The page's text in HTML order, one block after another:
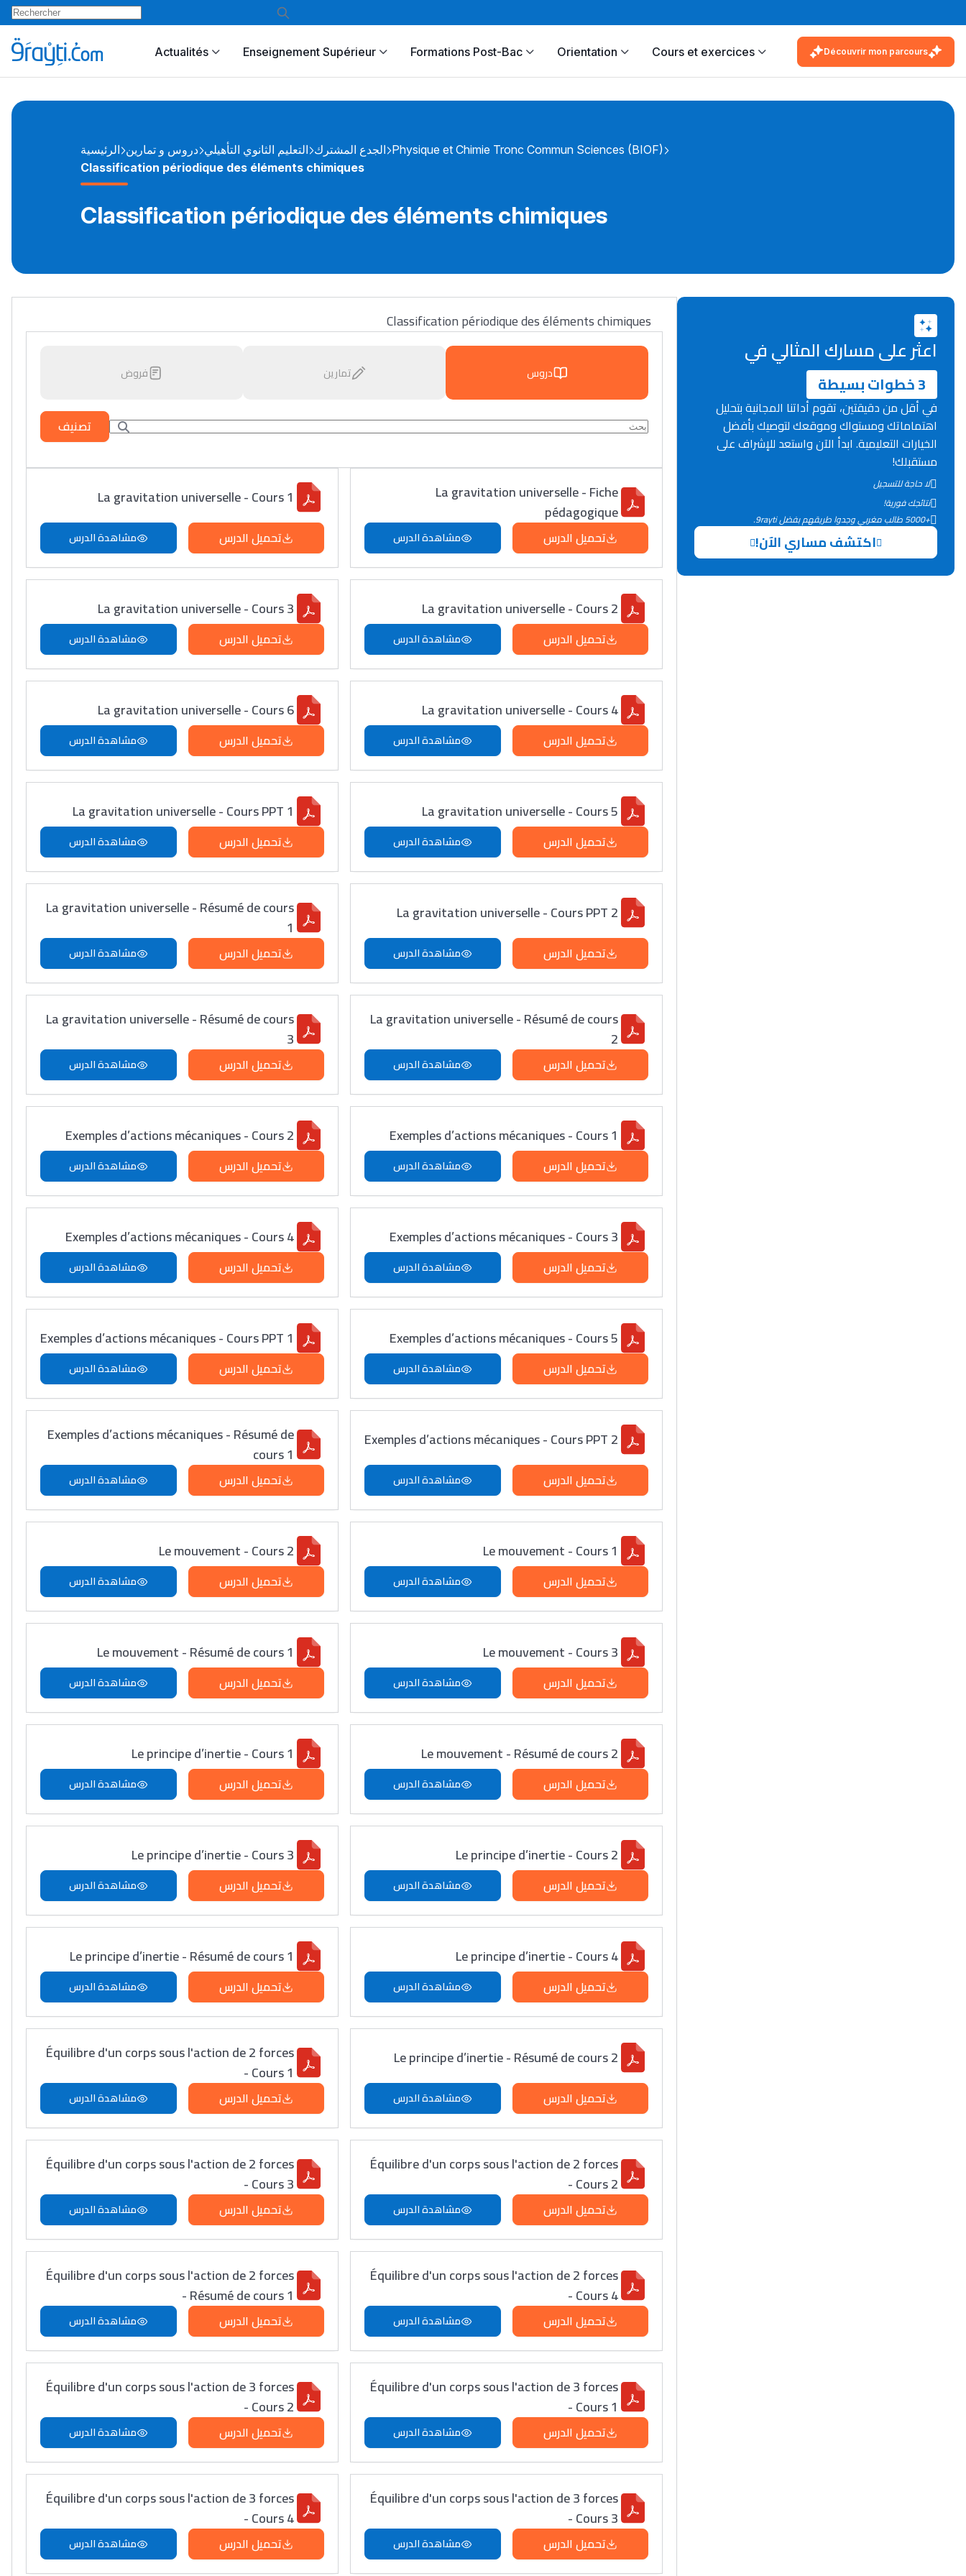
Actualités Enseignement Supérieur Formations Post-Bac Orientation Cours et exercices Découvrir mon parcours
الرئيسية دروس و تمارين التعليم الثانوي التأهيلي الجدع المشترك Physique et Chimie Tronc Commun Sciences (BIOF)
Classification périodique des éléments chimiques
Classification périodique des éléments chimiques
Classification périodique des éléments chimiques
دروس تمارين فروض
تصنيف
La gravitation universelle - Fiche
pédagogique
تحميل الدرس مشاهدة الدرس
La gravitation universelle - Cours 1
تحميل الدرس مشاهدة الدرس
La gravitation universelle - Cours 2
تحميل الدرس مشاهدة الدرس
La gravitation universelle - Cours 3
تحميل الدرس مشاهدة الدرس
La gravitation universelle - Cours 4
تحميل الدرس مشاهدة الدرس
La gravitation universelle - Cours 6
تحميل الدرس مشاهدة الدرس
La gravitation universelle - Cours 5
تحميل الدرس مشاهدة الدرس
La gravitation universelle - Cours PPT 1
تحميل الدرس مشاهدة الدرس
La gravitation universelle - Cours PPT 2
تحميل الدرس مشاهدة الدرس
La gravitation universelle - Résumé de cours
1
تحميل الدرس مشاهدة الدرس
La gravitation universelle - Résumé de cours
2
تحميل الدرس مشاهدة الدرس
La gravitation universelle - Résumé de cours
3
تحميل الدرس مشاهدة الدرس
Exemples d’actions mécaniques - Cours 1
تحميل الدرس مشاهدة الدرس
Exemples d’actions mécaniques - Cours 2
تحميل الدرس مشاهدة الدرس
Exemples d’actions mécaniques - Cours 3
تحميل الدرس مشاهدة الدرس
Exemples d’actions mécaniques - Cours 4
تحميل الدرس مشاهدة الدرس
Exemples d’actions mécaniques - Cours 5
تحميل الدرس مشاهدة الدرس
Exemples d’actions mécaniques - Cours PPT 1
تحميل الدرس مشاهدة الدرس
Exemples d’actions mécaniques - Cours PPT 2
تحميل الدرس مشاهدة الدرس
Exemples d’actions mécaniques - Résumé de
cours 1
تحميل الدرس مشاهدة الدرس
Le mouvement - Cours 1
تحميل الدرس مشاهدة الدرس
Le mouvement - Cours 2
تحميل الدرس مشاهدة الدرس
Le mouvement - Cours 3
تحميل الدرس مشاهدة الدرس
Le mouvement - Résumé de cours 1
تحميل الدرس مشاهدة الدرس
Le mouvement - Résumé de cours 2
تحميل الدرس مشاهدة الدرس
Le principe d’inertie - Cours 1
تحميل الدرس مشاهدة الدرس
Le principe d’inertie - Cours 2
تحميل الدرس مشاهدة الدرس
Le principe d’inertie - Cours 3
تحميل الدرس مشاهدة الدرس
Le principe d’inertie - Cours 4
تحميل الدرس مشاهدة الدرس
Le principe d’inertie - Résumé de cours 1
تحميل الدرس مشاهدة الدرس
Le principe d’inertie - Résumé de cours 2
تحميل الدرس مشاهدة الدرس
Équilibre d'un corps sous l'action de 2 forces
- Cours 1
تحميل الدرس مشاهدة الدرس
Équilibre d'un corps sous l'action de 2 forces
- Cours 2
تحميل الدرس مشاهدة الدرس
Équilibre d'un corps sous l'action de 2 forces
- Cours 3
تحميل الدرس مشاهدة الدرس
Équilibre d'un corps sous l'action de 2 forces
- Cours 4
تحميل الدرس مشاهدة الدرس
Équilibre d'un corps sous l'action de 2 forces
- Résumé de cours 1
تحميل الدرس مشاهدة الدرس
Équilibre d'un corps sous l'action de 3 forces
- Cours 1
تحميل الدرس مشاهدة الدرس
Équilibre d'un corps sous l'action de 3 forces
- Cours 2
تحميل الدرس مشاهدة الدرس
Équilibre d'un corps sous l'action de 3 forces
- Cours 3
تحميل الدرس مشاهدة الدرس
Équilibre d'un corps sous l'action de 3 forces
- Cours 4
تحميل الدرس مشاهدة الدرس
اعثر على مسارك المثالي في
3 خطوات بسيطة
في أقل من دقيقتين، تقوم أداتنا المجانية بتحليل
اهتماماتك ومستواك وموقعك لتوصيك بأفضل
الخيارات التعليمية. ابدأ الآن واستعد للإشراف على
مستقبلك!
لا حاجة للتسجيل
نتائجك فورية!
+5000 طالب مغربي وجدوا طريقهم بفضل 9rayti.
اكتشف مساري الآن!